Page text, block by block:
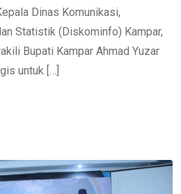
Dinas Komunikasi,
Statistik (Diskominfo) Kampar,
Bupati Kampar Ahmad Yuzar
untuk […]